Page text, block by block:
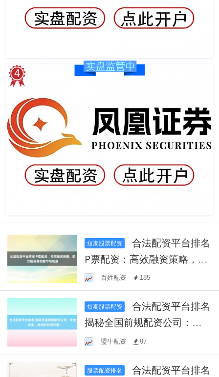
短期股票配资
合法配资平台排名
P票配资：高效融资策略，助
力投资者把握市场机遇
百姓配资 185
短期股票配资
合法配资平台排名
揭秘全国前规配资公司：专
业、安全、高效的投资利
器！
盟牛配资 97
股票配资排名
合法配资平台排名